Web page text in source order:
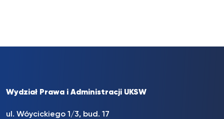
Wydział Prawa i Administracji UKSW
ul. Wóycickiego 1/3, bud. 17